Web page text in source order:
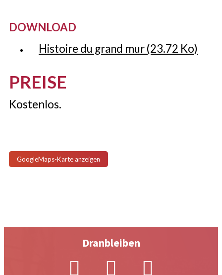
DOWNLOAD
Histoire du grand mur(23.72 Ko)
PREISE
Kostenlos.
GoogleMaps-Karte anzeigen
Dranbleiben